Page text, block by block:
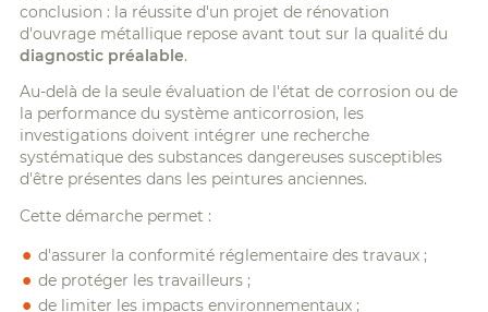
conclusion : la réussite d'un projet de rénovation
d'ouvrage métallique repose avant tout sur la qualité du
diagnostic préalable.
Au-delà de la seule évaluation de l'état de corrosion ou de
la performance du système anticorrosion, les
investigations doivent intégrer une recherche
systématique des substances dangereuses susceptibles
d'être présentes dans les peintures anciennes.
Cette démarche permet :
d'assurer la conformité réglementaire des travaux ;
de protéger les travailleurs ;
de limiter les impacts environnementaux ;